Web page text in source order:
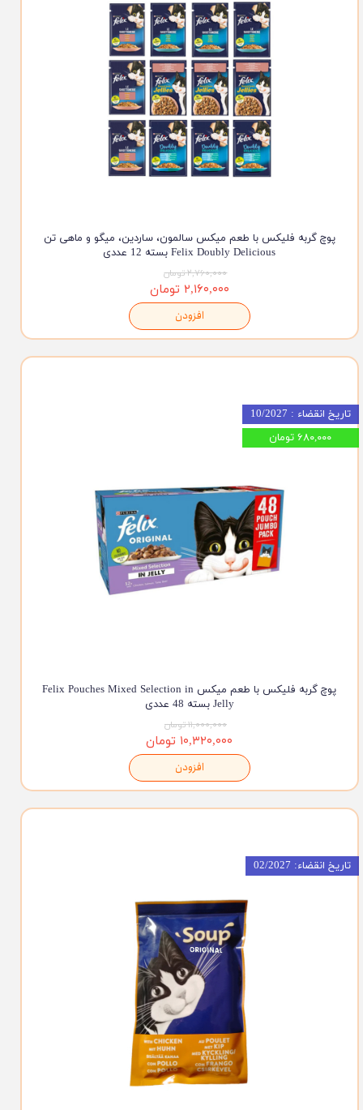
پوچ گربه فلیکس با طعم میکس سالمون، ساردین، میگو و ماهی تن
Felix Doubly Delicious بسته 12 عددی
۲,۷۶۰,۰۰۰ تومان
۲,۱۶۰,۰۰۰ تومان
افزودن
پوچ گربه فلیکس با طعم میکس Felix Pouches Mixed Selection in
Jelly بسته 48 عددی
۱۱,۰۰۰,۰۰۰ تومان
۱۰,۳۲۰,۰۰۰ تومان
افزودن
تاریخ انقضاء : 10/2027
۶۸۰,۰۰۰ تومان
تاریخ انقضاء: 02/2027